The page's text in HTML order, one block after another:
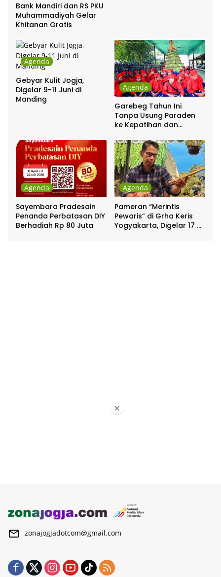
Bank Mandiri dan RS PKU
Muhammadiyah Gelar
Khitanan Gratis
Agenda
Gebyar Kulit Jogja,
Digelar 9-11 Juni di
Manding
Agenda
Garebeg Tahun Ini
Tanpa Usung Paraden
ke Kepatihan dan
Agenda
Sayembara Pradesain
Penanda Perbatasan DIY
Berhadiah Rp 80 Juta
Agenda
Pameran “Merintis
Pewaris” di Grha Keris
Yogyakarta, Digelar 17 –
zonajogjadotcom@gmail.com
×